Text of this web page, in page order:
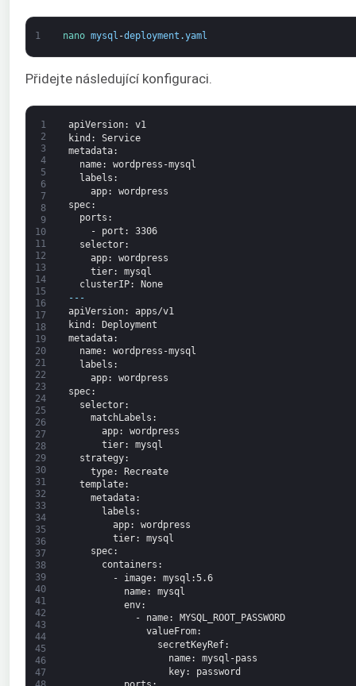
1 nano mysql -deployment .yaml
Přidejte následující konfiguraci.
1
2
3
4
5
6
7
8
9
10
11
12
13
14
15
16
17
18
19
20
21
22
23
24
25
26
27
28
29
30
31
32
33
34
35
36
37
38
39
40
41
42
43
44
45
46
47
apiVersion: v1
kind : Service
metadata:
name: wordpress-mysql
labels :
app: wordpress
spec:
ports :
-
port : 3306
selector:
app: wordpress
tier: mysql
clusterIP: None
---
apiVersion: apps/v1
kind : Deployment
metadata:
name: wordpress-mysql
labels :
app: wordpress
spec:
selector:
matchLabels :
app: wordpress
tier: mysql
strategy:
type: Recreate
template:
metadata:
labels :
app: wordpress
tier: mysql
spec:
containers :
-
image: mysql :5.6
name: mysql
env:
-
name: MYSQL_ROOT_PASSWORD
valueFrom:
secretKeyRef:
name: mysql-pass
key: password